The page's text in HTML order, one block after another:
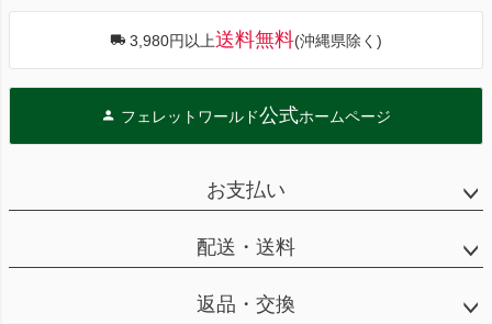
3,980円以上送料無料(沖縄県除く)
フェレットワールド公式ホームページ
お支払い
配送・送料
返品・交換